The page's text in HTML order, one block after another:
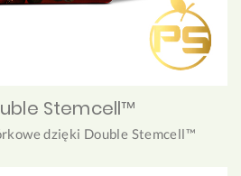
Stemcell™
dzięki Double Stemcell™